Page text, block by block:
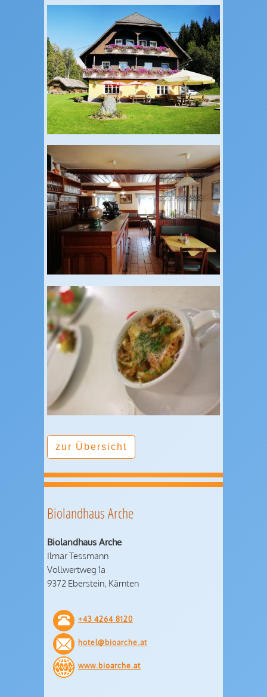
zur Übersicht
Biolandhaus Arche
Biolandhaus Arche
Ilmar Tessmann
Vollwertweg 1a
9372 Eberstein, Kärnten
+43 4264 8120
hotel@bioarche.at
www.bioarche.at